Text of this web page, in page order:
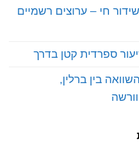
חי – ערוצים רשמיים
ספרדית קטן בדרך
באירופה ב־2026: השוואה בין ברלין,